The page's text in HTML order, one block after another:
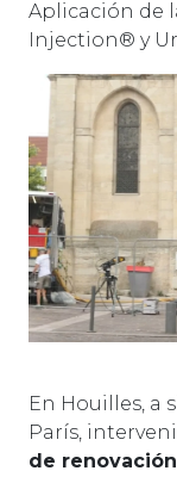
Aplicación de
Injection® y
En Houilles, a
París,
de